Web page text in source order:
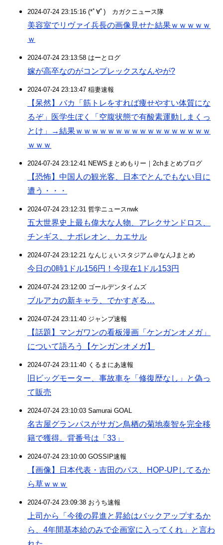
2024-07-24 23:15:16 (*ﾟ∀ﾟ)ゞカガクニュース隊
美容室でリヴァイ兵長の画像見せた結果ｗｗｗｗｗ
ｗ
2024-07-24 23:13:58 はーとログ
嫁が高卒なのがコンプレックスなんやが?
2024-07-24 23:13:47 稲妻速報
【呆然】バカ「筋トレをすれば痩せやすい体質にな
るぞ」医学生ぼく「空腹状態で有酸素運動しまくっ
とけ」→結果ｗｗｗｗｗｗｗｗｗｗｗｗｗｗｗｗｗ
ｗｗｗ
2024-07-24 23:12:41 NEWSまとめもりー｜2chまとめブログ
【恐怖】中国人の観光客、日本でとんでもない目に
遭う・・・
2024-07-24 23:12:31 哲学ニュースnwk
五大世界史上最も偉大な人物、アレクサンドロス、
チンギス、ナポレオン、カエサル
2024-07-24 23:12:21 なんじぇいスタジアム＠なんJまとめ
今日の0時1ドル156円！今現在1ドル153円
2024-07-24 23:12:00 ゴールデンタイムズ
ブルアカの新キャラ、でかすぎる…
2024-07-24 23:11:40 ジャンプ速報
【話題】マンガワンの看板漫画「ケンガンオメガ」
について語ろう【ケンガンオメガ】
2024-07-24 23:11:40 くるまにあ速報
旧ビッグモーター、事故車を「修復歴なし」と偽っ
て販売
2024-07-24 23:10:03 Samurai GOAL
名古屋グランパスがサガン鳥栖の菊地泰智を完全移
籍で獲得。背番号は「33」
2024-07-24 23:10:00 GOSSIP速報
【画像】日本代表・吉田のパス、HOP-UPしてるか
ら草ｗｗｗ
2024-07-24 23:09:38 おうち速報
上司から「今後の昇進と昇給はバックアップするか
ら、4年間基本給のみで企画室に入ってくれ」と言わ